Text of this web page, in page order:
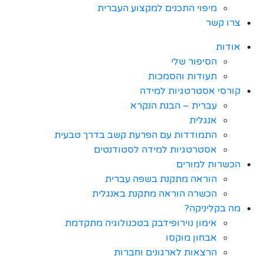
מיפוי התכנים למקצוע העברית
צרו קשר
אודות
הסיפור שלי
תעודות והסמכות
קורסי אסטרטגיות למידה
עברית – הבנת הנקרא
אנגלית
התמודדות עם הפרעת קשב בדרך טבעית
אסטרטגיות למידה לסטודנטים
הכשרות למורים
הוראה מתקנת בשפה עברית
הכשרה הוראה מתקנת באנגלית
מה בקליניקה?
אימון נוירופידבק בטכנולוגיה מתקדמת
אבחון מוקסו
הרצאות לארגונים וחברות